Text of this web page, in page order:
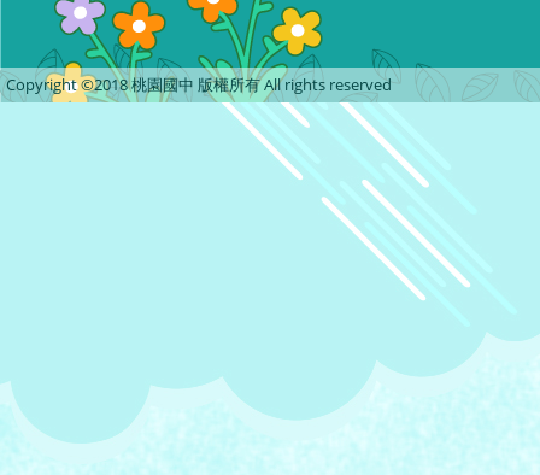
Copyright ©2018 桃園國中 版權所有 All rights reserved